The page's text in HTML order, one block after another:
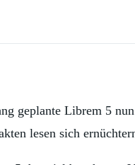
geplante Librem 5
lesen sich